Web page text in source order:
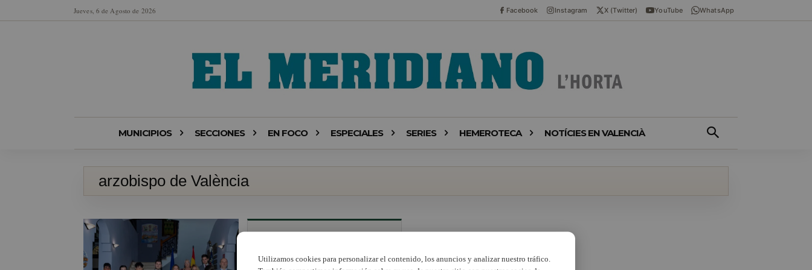
Jueves, 6 de Agosto de 2026 Facebook Instagram X (Twitter) YouTube WhatsApp
MUNICIPIOS SECCIONES EN FOCO ESPECIALES SERIES HEMEROTECA NOTÍCIES EN VALENCIÀ
arzobispo de València
Utilizamos cookies para personalizar el contenido, los anuncios y analizar nuestro tráfico.